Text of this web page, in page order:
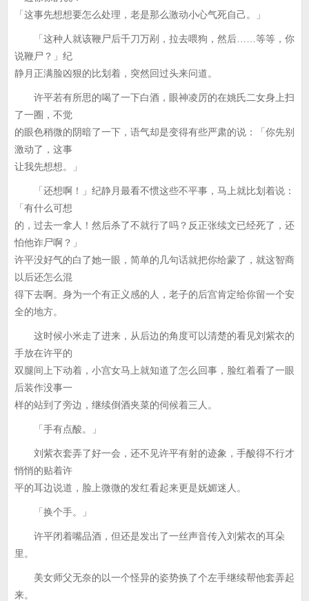
「这事先想想要怎么处理，老是那么激动小心气死自己。」
「这种人就该鞭尸后千刀万剐，拉去喂狗，然后……等等，你
说鞭尸？」纪
静月正满脸凶狠的比划着，突然回过头来问道。
许平若有所思的喝了一下白酒，眼神凌厉的在姚氏二女身上扫
了一圈，不觉
的眼色稍微的阴暗了一下，语气却是变得有些严肃的说：「你先别
激动了，这事
让我先想想。」
「还想啊！」纪静月最看不惯这些不平事，马上就比划着说：
「有什么可想
的，过去一拿人！然后杀了不就行了吗？反正张续文已经死了，还
怕他诈尸啊？」
许平没好气的白了她一眼，简单的几句话就把你给蒙了，就这智商
以后还怎么混
得下去啊。身为一个有正义感的人，老子的后宫肯定给你留一个安
全的地方。
这时候小米走了进来，从后边的角度可以清楚的看见刘紫衣的
手放在许平的
双腿间上下动着，小宫女马上就知道了怎么回事，脸红着看了一眼
后装作没事一
样的站到了旁边，继续倒酒夹菜的伺候着三人。
「手有点酸。」
刘紫衣套弄了好一会，还不见许平有射的迹象，手酸得不行才
悄悄的贴着许
平的耳边说道，脸上微微的发红看起来更是妩媚迷人。
「换个手。」
许平闭着嘴品酒，但还是发出了一丝声音传入刘紫衣的耳朵
里。
美女师父无奈的以一个怪异的姿势换了个左手继续帮他套弄起
来。